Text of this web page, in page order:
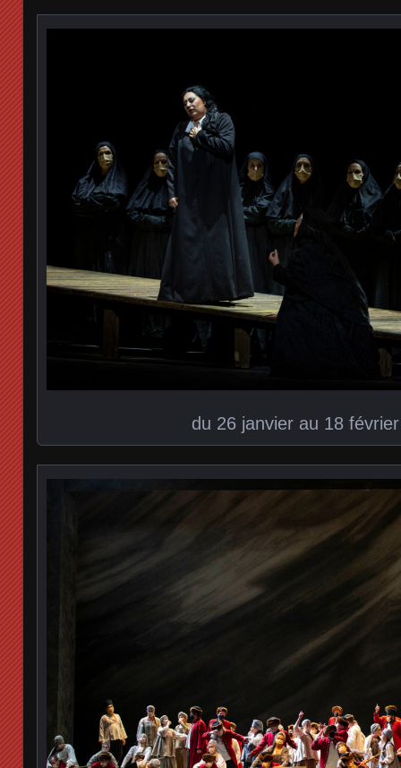
du 26 janvier au 18